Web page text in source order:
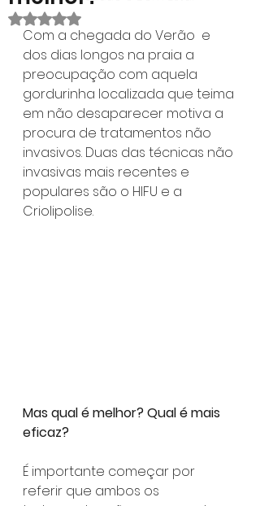
Avaliado com NaN de 5 estrelas.
Com a chegada do Verão  e
dos dias longos na praia a
preocupação com aquela
gordurinha localizada que teima
em não desaparecer motiva a
procura de tratamentos não
invasivos. Duas das técnicas não
invasivas mais recentes e
populares são o HIFU e a
Criolipolise.
Mas qual é melhor? Qual é mais
eficaz?
É importante começar por
referir que ambos os